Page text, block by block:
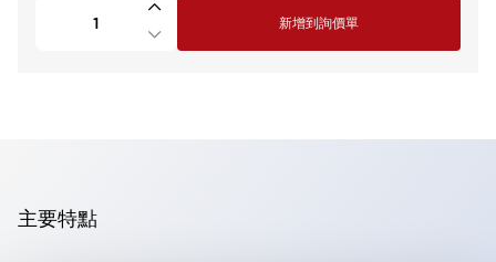
新增到詢價單
主要特點